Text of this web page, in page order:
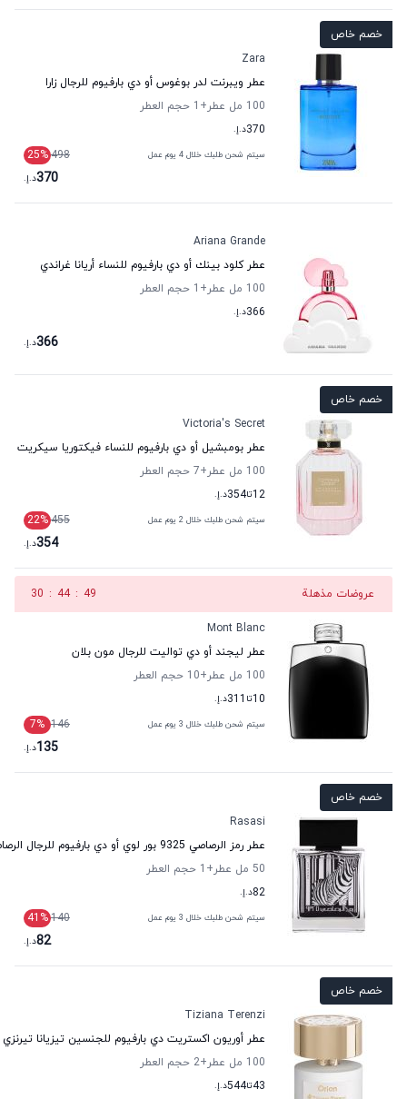
خصم خاص
Zara
عطر ويبرنت لدر بوغوس أو دي بارفيوم للرجال زارا
100 مل عطر
+1
حجم العطر
370د.إ.
سيتم شحن طلبك خلال 4 يوم عمل 498
25%
370د.إ.
Ariana Grande
عطر كلود بينك أو دي بارفيوم للنساء أريانا غراندي
100 مل عطر
+1
حجم العطر
366د.إ.
366د.إ.
خصم خاص
Victoria's Secret
عطر بومبشيل أو دي بارفيوم للنساء فيكتوريا سيكريت
100 مل عطر
+7
حجم العطر
12تا354د.إ.
سيتم شحن طلبك خلال 2 يوم عمل 455
22%
354د.إ.
عروضات مذهلة 48
:
44
:
30
Mont Blanc
عطر ليجند أو دي تواليت للرجال مون بلان
100 مل عطر
+10
حجم العطر
10تا 311د.إ.
سيتم شحن طلبك خلال 3 يوم عمل 146
7%
135د.إ.
خصم خاص
Rasasi
عطر رمز الرصاصي 9325 بور لوي أو دي بارفيوم للرجال الرصاصي
50 مل عطر
+1
حجم العطر
82د.إ.
سيتم شحن طلبك خلال 3 يوم عمل 140
41 %
82د.إ.
خصم خاص
Tiziana Terenzi
عطر أوريون اكستريت دي بارفيوم للجنسين تيزيانا تيرنزي
100 مل عطر
+2
حجم العطر
43تا544د.إ.